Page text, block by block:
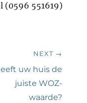
(0596 551619)
NEXT →
uw huis de
juiste WOZ-
waarde?